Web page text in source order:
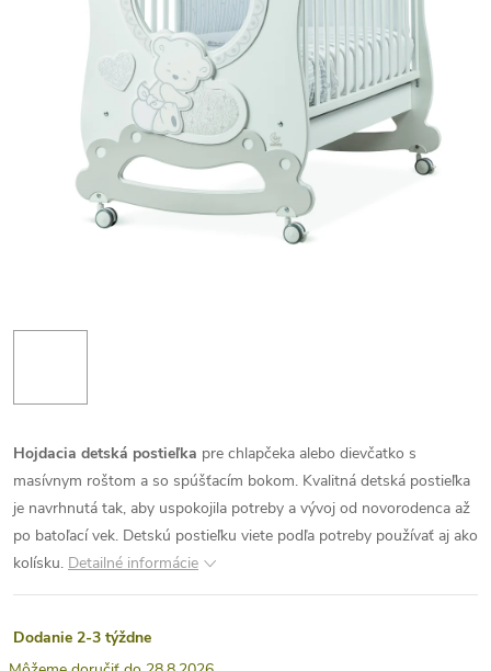
Hojdacia detská postieľka pre chlapčeka alebo dievčatko s
masívnym roštom a so spúšťacím bokom. Kvalitná detská postieľka
je navrhnutá tak, aby uspokojila potreby a vývoj od novorodenca až
po batoľací vek. Detskú postieľku viete podľa potreby používať aj ako
kolísku. Detailné informácie
Dodanie 2-3 týždne